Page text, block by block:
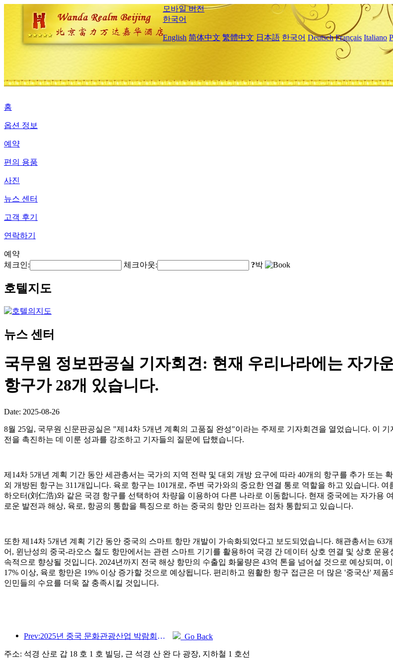
모바일 버전
한국어
English 简体中文 繁體中文 日本語 한국어 Deutsch Français Italiano
홈
옵션 정보
예약
편의 용품
사진
뉴스 센터
고객 후기
연락하기
예약
체크인:
체크아웃: ?박
호텔지도
뉴스 센터
국무원 정보판공실 기자회견: 현재 우리나라에는 자가
항구가 28개 있습니다.
Date: 2025-08-26
8월 25일, 국무원 신문판공실은 "제14차 5개년 계획의 고품질 완성"이라는 주제로 기자회견을 열었습니다. 이
전을 촉진하는 데 이룬 성과를 강조하고 기자들의 질문에 답했습니다.
제14차 5개년 계획 기간 동안 세관총서는 국가의 지역 전략 및 대외 개방 요구에 따라 40개의 항구를 추가 또는
외 개방된 항구는 311개입니다. 육로 항구는 101개로, 주변 국가와의 중요한 연결 통로 역할을 하고 있습니다.
하오터(刘仁浩)와 같은 국경 항구를 선택하여 차량을 이용하여 다른 나라로 이동합니다. 현재 중국에는 자가용
로운 발전과 해상, 육로, 항공의 통합을 특징으로 하는 중국의 항만 인프라는 점차 통합되고 있습니다.
또한 제14차 5개년 계획 기간 동안 중국의 스마트 항만 개발이 가속화되었다고 보도되었습니다. 해관총서는
어, 윈난성의 중국-라오스 철도 항만에서는 관련 스마트 기기를 활용하여 국경 간 데이터 상호 연결 및 상호 운
속적으로 향상될 것입니다. 2024년까지 전국 해상 항만의 수출입 화물량은 43억 톤을 넘어설 것으로 예상되며,
17% 이상, 육로 항만은 19% 이상 증가할 것으로 예상됩니다. 편리하고 원활한 항구 접근은 더 많은 '중국산' 제
인민들의 수요를 더욱 잘 충족시킬 것입니다.
Prev:2025년 중국 문화관광산업 박람회는 9월 12일부터 14일까지 우한에서 개최됩니다. Go Back
주소: 석경 산로 갑 18 호 1 호 빌딩, 근 석경 산 완 다 광장, 지하철 1 호선